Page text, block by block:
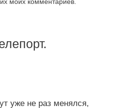
уже не раз менялся,